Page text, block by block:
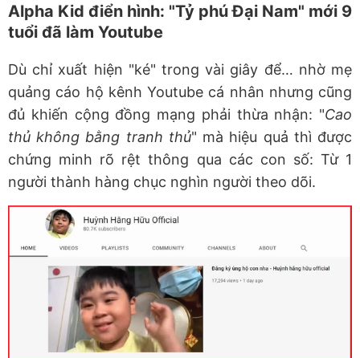
Alpha Kid điển hình: "Tỷ phú Đại Nam" mới 9
tuổi đã làm Youtube
Dù chỉ xuất hiện "ké" trong vài giây để… nhờ mẹ
quảng cáo hộ kênh Youtube cá nhân nhưng cũng
đủ khiến cộng đồng mạng phải thừa nhận: "Cao
thủ không bằng tranh thủ" mà hiệu quả thì được
chứng minh rõ rệt thông qua các con số: Từ 1
người thành hàng chục nghìn người theo dõi.